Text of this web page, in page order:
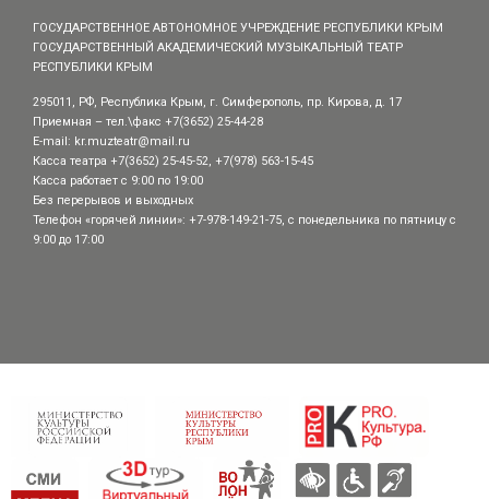
ГОСУДАРСТВЕННОЕ АВТОНОМНОЕ УЧРЕЖДЕНИЕ РЕСПУБЛИКИ КРЫМ
ГОСУДАРСТВЕННЫЙ АКАДЕМИЧЕСКИЙ МУЗЫКАЛЬНЫЙ ТЕАТР
РЕСПУБЛИКИ КРЫМ
295011, РФ, Республика Крым, г. Симферополь, пр. Кирова, д. 17
Приемная – тел.\факс +7(3652) 25-44-28
E-mail: kr.muzteatr@mail.ru
Касса театра +7(3652) 25-45-52, +7(978) 563-15-45
Касса работает с 9:00 по 19:00
Без перерывов и выходных
Телефон «горячей линии»: +7-978-149-21-75, с понедельника по пятницу с
9:00 до 17:00